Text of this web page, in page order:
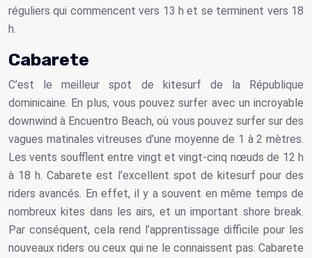
réguliers qui commencent vers 13 h et se terminent vers 18
h.
Cabarete
C’est le meilleur spot de kitesurf de la République
dominicaine. En plus, vous pouvez surfer avec un incroyable
downwind à Encuentro Beach, où vous pouvez surfer sur des
vagues matinales vitreuses d’une moyenne de 1 à 2 mètres.
Les vents soufflent entre vingt et vingt-cinq nœuds de 12 h
à 18 h. Cabarete est l’excellent spot de kitesurf pour des
riders avancés. En effet, il y a souvent en même temps de
nombreux kites dans les airs, et un important shore break.
Par conséquent, cela rend l’apprentissage difficile pour les
nouveaux riders ou ceux qui ne le connaissent pas. Cabarete